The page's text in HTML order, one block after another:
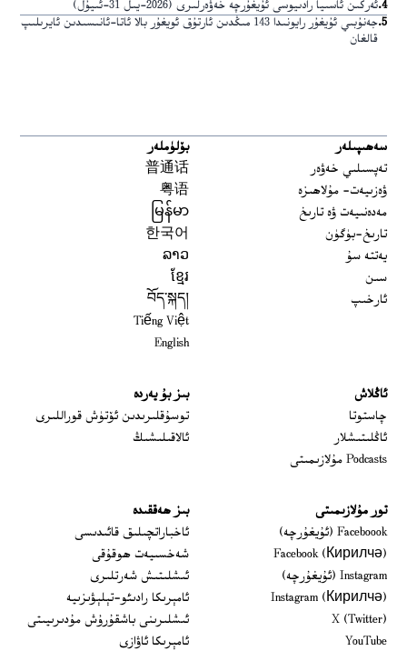
4
.ئەركىن ئاسىيا رادىيوسى ئۇيغۇرچە خەۋەرلىرى (2026-يىل 31-ئىيۇل)
5
.
جەنۇبىي ئۇيغۇر رايونىدا 143 مىڭدىن ئارتۇق ئويغۇر بالا ئاتا-ئانىسىدىن ئايرىلىپ
قالغان
سەھىپىلەر
تەپسىلىي خەۋەر
ۋەزىيەت- مۇلاھىزە
مەدەنىيەت ۋە تارىخ
تارىخ-بۈگۈن
يەتتە سۇ
سىن
ئارخىپ
بۆلۈملەر
普通话
粤语
မြန်မာ
한국어
ລາວ
ខ្មែរ
བོད་སྐད།
Tiếng Việt
English
ئاڭلاش
چاستوتا
ئاڭلىتىشلار
Podcasts مۇلازىمىتى
بىز بۇ يەردە
توسۇقلىرىدىن ئۆتۈش قوراللىرى
ئالاقىلىشىڭ
تور مۇلازىمىتى
Faceboook (ئۇيغۇرچە)
Opens in new window
Facebook (Кирилчә)
Opens in new window
Instagram (ئۇيغۇرچە)
Opens in new window
Instagram (Кирилчә)
Opens in new window
X (Twitter)
YouTube
بىز ھەققىدە
ئاخباراتچىلىق قائىدىسى
شەخسىيەت ھوقۇقى
ئىشلىتىش شەرتلىرى
ئامېرىكا رادىئو-تېلېۋىزىيە
ئىشلىرىنى باشقۇرۇش مۇدىرىيىتى
ئامېرىكا ئاۋازى